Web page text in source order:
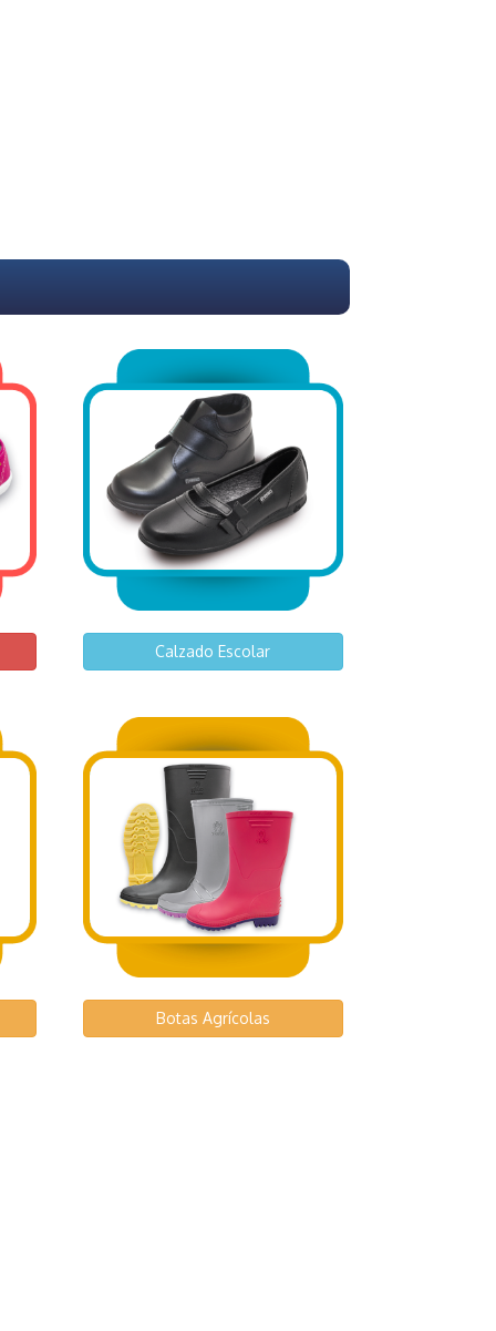
Calzado Escolar
Botas Agrícolas